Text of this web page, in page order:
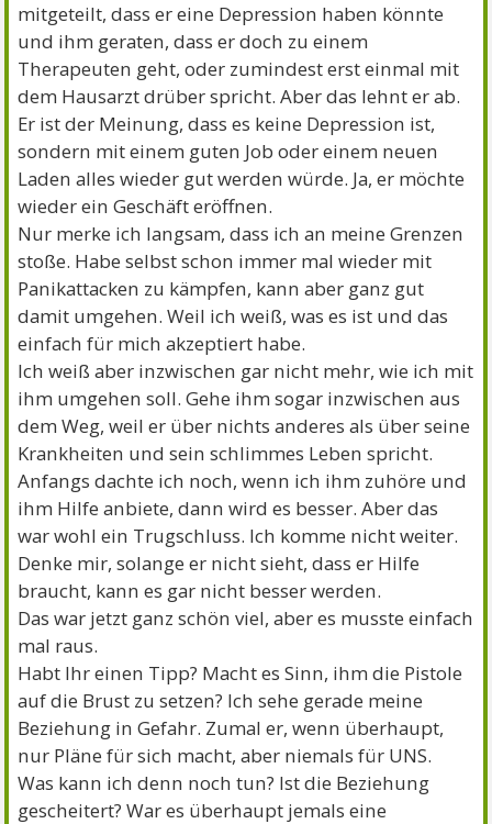
mitgeteilt, dass er eine Depression haben könnte
und ihm geraten, dass er doch zu einem
Therapeuten geht, oder zumindest erst einmal mit
dem Hausarzt drüber spricht. Aber das lehnt er ab.
Er ist der Meinung, dass es keine Depression ist,
sondern mit einem guten Job oder einem neuen
Laden alles wieder gut werden würde. Ja, er möchte
wieder ein Geschäft eröffnen.
Nur merke ich langsam, dass ich an meine Grenzen
stoße. Habe selbst schon immer mal wieder mit
Panikattacken zu kämpfen, kann aber ganz gut
damit umgehen. Weil ich weiß, was es ist und das
einfach für mich akzeptiert habe.
Ich weiß aber inzwischen gar nicht mehr, wie ich mit
ihm umgehen soll. Gehe ihm sogar inzwischen aus
dem Weg, weil er über nichts anderes als über seine
Krankheiten und sein schlimmes Leben spricht.
Anfangs dachte ich noch, wenn ich ihm zuhöre und
ihm Hilfe anbiete, dann wird es besser. Aber das
war wohl ein Trugschluss. Ich komme nicht weiter.
Denke mir, solange er nicht sieht, dass er Hilfe
braucht, kann es gar nicht besser werden.
Das war jetzt ganz schön viel, aber es musste einfach
mal raus.
Habt Ihr einen Tipp? Macht es Sinn, ihm die Pistole
auf die Brust zu setzen? Ich sehe gerade meine
Beziehung in Gefahr. Zumal er, wenn überhaupt,
nur Pläne für sich macht, aber niemals für UNS.
Was kann ich denn noch tun? Ist die Beziehung
gescheitert? War es überhaupt jemals eine